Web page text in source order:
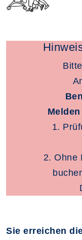
1.
2. Ohne
Sie erreichen